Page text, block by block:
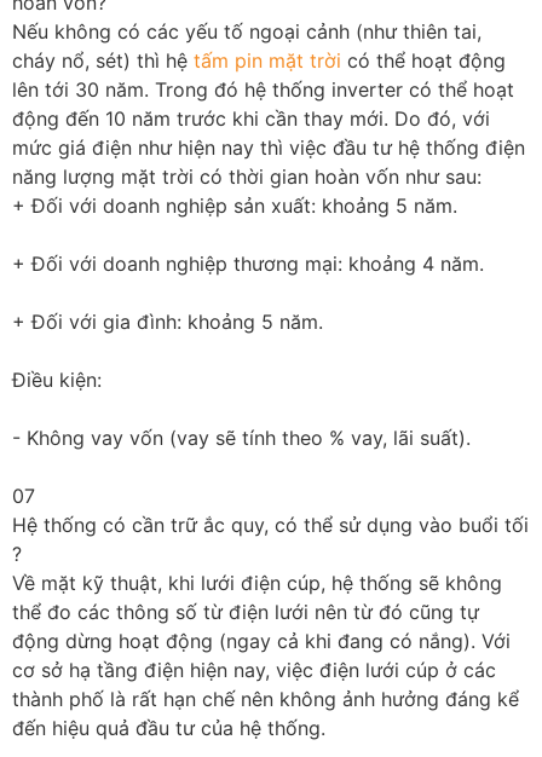
Nếu không có các yếu tố ngoại cảnh (như thiên tai,
cháy nổ, sét) thì hệ tấm pin mặt trời có thể hoạt động
lên tới 30 năm. Trong đó hệ thống inverter có thể hoạt
động đến 10 năm trước khi cần thay mới. Do đó, với
mức giá điện như hiện nay thì việc đầu tư hệ thống điện
năng lượng mặt trời có thời gian hoàn vốn như sau:
+ Đối với doanh nghiệp sản xuất: khoảng 5 năm.
+ Đối với doanh nghiệp thương mại: khoảng 4 năm.
+ Đối với gia đình: khoảng 5 năm.
Điều kiện:
- Không vay vốn (vay sẽ tính theo % vay, lãi suất).
07
Hệ thống có cần trữ ắc quy, có thể sử dụng vào buổi tối
?
Về mặt kỹ thuật, khi lưới điện cúp, hệ thống sẽ không
thể đo các thông số từ điện lưới nên từ đó cũng tự
động dừng hoạt động (ngay cả khi đang có nắng). Với
cơ sở hạ tầng điện hiện nay, việc điện lưới cúp ở các
thành phố là rất hạn chế nên không ảnh hưởng đáng kể
đến hiệu quả đầu tư của hệ thống.